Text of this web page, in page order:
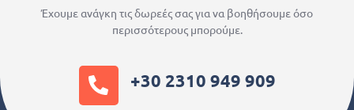
Έχουμε ανάγκη τις δωρεές σας για να βοηθήσουμε όσο
περισσότερους μπορούμε.
+30 2310 949 909